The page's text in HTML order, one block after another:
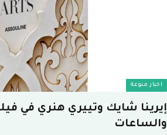
اخبار منوعة
إيرينا شايك وتييري هنري في
والساعات